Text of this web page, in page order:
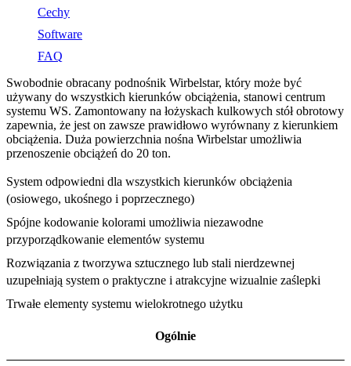
Cechy
Software
FAQ
Swobodnie obracany podnośnik Wirbelstar, który może być
używany do wszystkich kierunków obciążenia, stanowi centrum
systemu WS. Zamontowany na łożyskach kulkowych stół obrotowy
zapewnia, że jest on zawsze prawidłowo wyrównany z kierunkiem
obciążenia. Duża powierzchnia nośna Wirbelstar umożliwia
przenoszenie obciążeń do 20 ton.
System odpowiedni dla wszystkich kierunków obciążenia
(osiowego, ukośnego i poprzecznego)
Spójne kodowanie kolorami umożliwia niezawodne
przyporządkowanie elementów systemu
Rozwiązania z tworzywa sztucznego lub stali nierdzewnej
uzupełniają system o praktyczne i atrakcyjne wizualnie zaślepki
Trwałe elementy systemu wielokrotnego użytku
Ogólnie